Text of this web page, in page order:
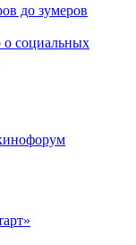
до зумеров
о социальных